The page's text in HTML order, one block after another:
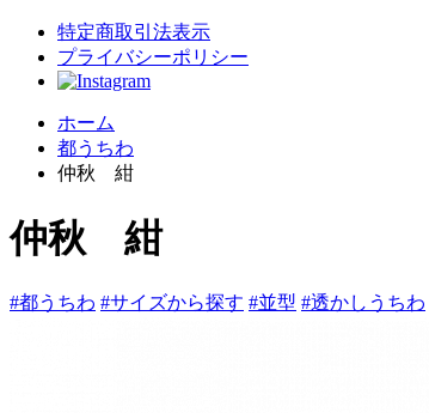
特定商取引法表示
プライバシーポリシー
ホーム
都うちわ
仲秋 紺
仲秋 紺
#都うちわ #サイズから探す #並型 #透かしうちわ